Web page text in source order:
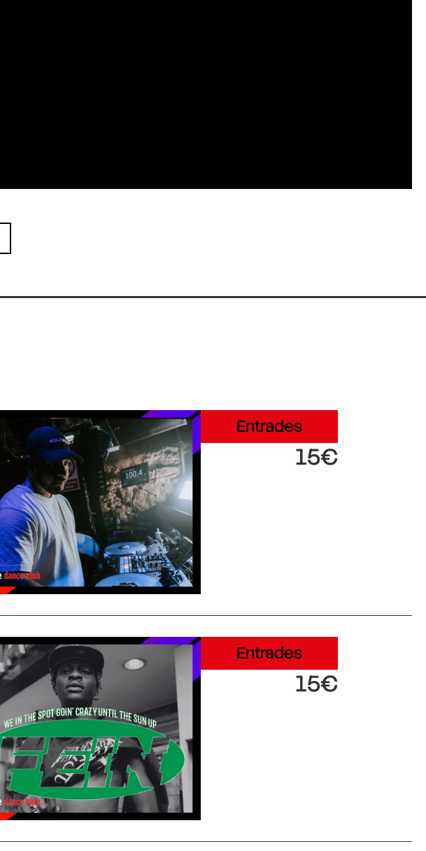
Entrades
15€
Entrades
15€